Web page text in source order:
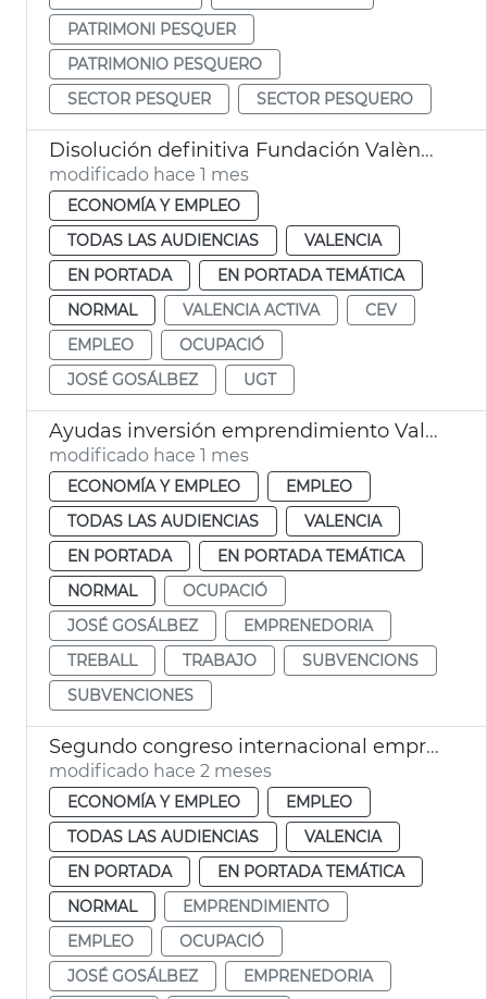
PATRIMONI PESQUER
PATRIMONIO PESQUERO
SECTOR PESQUER
SECTOR PESQUERO
Disolución definitiva Fundación València Activa
modificado hace 1 mes
ECONOMÍA Y EMPLEO
TODAS LAS AUDIENCIAS
VALENCIA
EN PORTADA
EN PORTADA TEMÁTICA
NORMAL
VALENCIA ACTIVA
CEV
EMPLEO
OCUPACIÓ
JOSÉ GOSÁLBEZ
UGT
Ayudas inversión emprendimiento València
modificado hace 1 mes
ECONOMÍA Y EMPLEO
EMPLEO
TODAS LAS AUDIENCIAS
VALENCIA
EN PORTADA
EN PORTADA TEMÁTICA
NORMAL
OCUPACIÓ
JOSÉ GOSÁLBEZ
EMPRENEDORIA
TREBALL
TRABAJO
SUBVENCIONS
SUBVENCIONES
Segundo congreso internacional emprendimiento València
modificado hace 2 meses
ECONOMÍA Y EMPLEO
EMPLEO
TODAS LAS AUDIENCIAS
VALENCIA
EN PORTADA
EN PORTADA TEMÁTICA
NORMAL
EMPRENDIMIENTO
EMPLEO
OCUPACIÓ
JOSÉ GOSÁLBEZ
EMPRENEDORIA